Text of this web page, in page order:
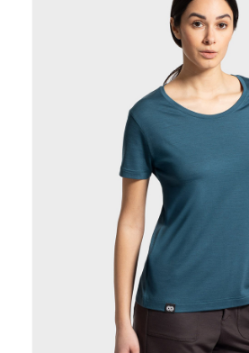
５．嚴禁一人註冊多個帳號或使用他人資訊註
恩沛科技股份有限公司將有權停止該用戶之使